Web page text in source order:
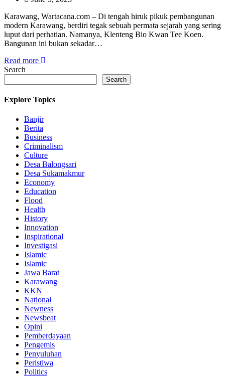
Karawang, Wartacana.com – Di tengah hiruk pikuk pembangunan
modern Karawang, berdiri tegak sebuah permata sejarah yang sering
luput dari perhatian. Namanya, Klenteng Bio Kwan Tee Koen.
Bangunan ini bukan sekadar…
Read more
Search
Search
Explore Topics
Banjir
Berita
Business
Criminalism
Culture
Desa Balongsari
Desa Sukamakmur
Economy
Education
Flood
Health
History
Innovation
Inspirational
Investigasi
Islamic
Islamic
Jawa Barat
Karawang
KKN
National
Newness
Newsbeat
Opini
Pemberdayaan
Pengemis
Penyuluhan
Peristiwa
Politics